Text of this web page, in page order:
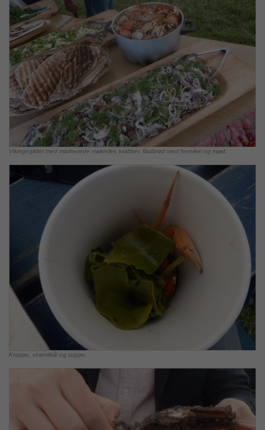
Vikingegildet med marinerede makreller, krabber, fladbrød med fennikel og mjød.
Krappe, strandkål og suppe.